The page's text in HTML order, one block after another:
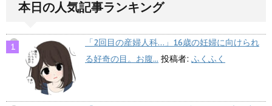
本日の人気記事ランキング
「2回目の産婦人科…」16歳の妊婦に向けられ
る好奇の目。お腹... 投稿者: ふくふく